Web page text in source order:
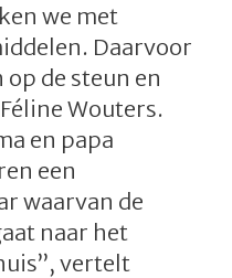
we met
Daarvoor
de steun en
Wouters.
en papa
een
waarvan de
naar het
vertelt